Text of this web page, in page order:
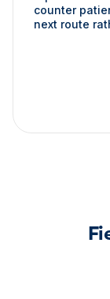
counter
next route